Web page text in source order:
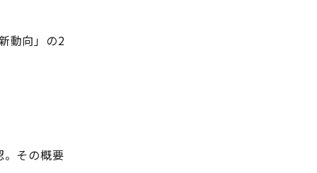
動向」の2
その概要